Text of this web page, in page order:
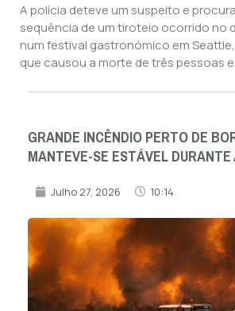
A polícia deteve um suspeito e
sequência de um tiroteio ocorrido no
num festival gastronómico em
que causou a morte de três pessoas
GRANDE INCÊNDIO PERTO DE
MANTEVE-SE ESTÁVEL
Julho 27, 2026 10:14